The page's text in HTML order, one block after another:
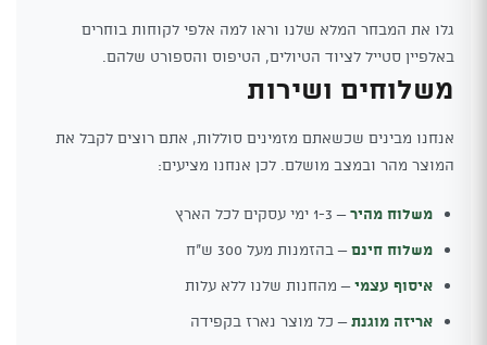
גלו את המבחר המלא שלנו וראו למה אלפי לקוחות בוחרים
באלפיין סטייל לציוד הטיולים, הטיפוס והספורט שלהם.
משלוחים ושירות
אנחנו מבינים שכשאתם מזמינים סוללות, אתם רוצים לקבל את
המוצר מהר ובמצב מושלם. לכן אנחנו מציעים:
משלוח מהיר– 1-3 ימי עסקים לכל הארץ
משלוח חינם– בהזמנות מעל 300 ש"ח
איסוף עצמי– מהחנות שלנו ללא עלות
אריזה מוגנת– כל מוצר נארז בקפידה